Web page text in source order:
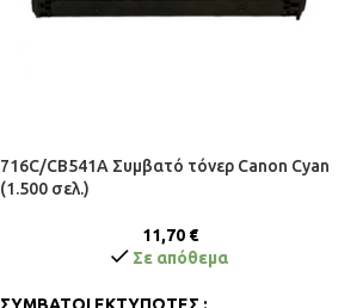
716C/CB541A Συμβατό τόνερ Canon Cyan
(1.500 σελ.)
11,70 €
Σε απόθεμα